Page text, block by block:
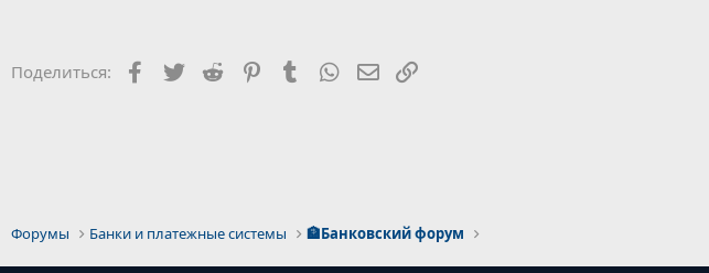
Поделиться: Facebook
Twitter Reddit PinterestTumblrWhatsAppЭлектронная почта
Форумы Банки и платежные системы 🏦Банковский форум